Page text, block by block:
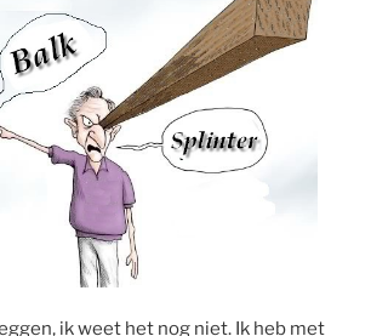
ik weet het nog niet. Ik heb met